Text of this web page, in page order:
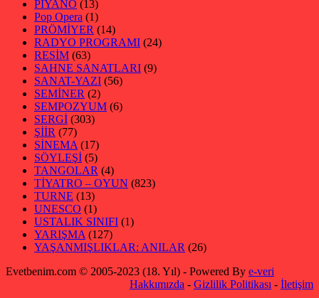
PİYANO (13)
Pop Opera (1)
PRÖMİYER (14)
RADYO PROGRAMI (24)
RESİM (63)
SAHNE SANATLARI (9)
SANAT-YAZI (56)
SEMİNER (2)
SEMPOZYUM (6)
SERGİ (303)
ŞİİR (77)
SİNEMA (17)
SÖYLEŞİ (5)
TANGOLAR (4)
TİYATRO – OYUN (823)
TURNE (13)
UNESCO (1)
USTALIK SINIFI (1)
YARIŞMA (127)
YAŞANMIŞLIKLAR: ANILAR (26)
Evetbenim.com © 2005-2023 (18. Yıl) - Powered By e-veri
Hakkımızda - Gizlilik Politikası - İletişim